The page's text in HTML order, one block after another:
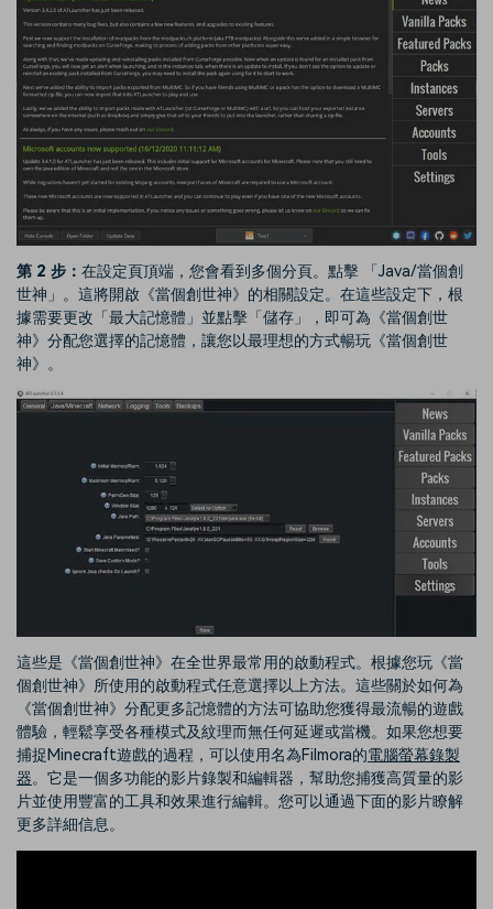
第 2 步： 在設定頁頂端，您會看到多個分頁。點擊 「Java/當個創
世神」。這將開啟《當個創世神》的相關設定。在這些設定下，根
據需要更改「最大記憶體」並點擊「儲存」，即可為《當個創世
神》分配您選擇的記憶體，讓您以最理想的方式暢玩《當個創世
神》。
這些是《當個創世神》在全世界最常用的啟動程式。根據您玩《當
個創世神》所使用的啟動程式任意選擇以上方法。這些關於如何為
《當個創世神》分配更多記憶體的方法可協助您獲得最流暢的遊戲
體驗，輕鬆享受各種模式及紋理而無任何延遲或當機。如果您想要
捕捉Minecraft遊戲的過程，可以使用名為Filmora的電腦螢幕錄製
器。它是一個多功能的影片錄製和編輯器，幫助您捕獲高質量的影
片並使用豐富的工具和效果進行編輯。您可以通過下面的影片瞭解
更多詳細信息。